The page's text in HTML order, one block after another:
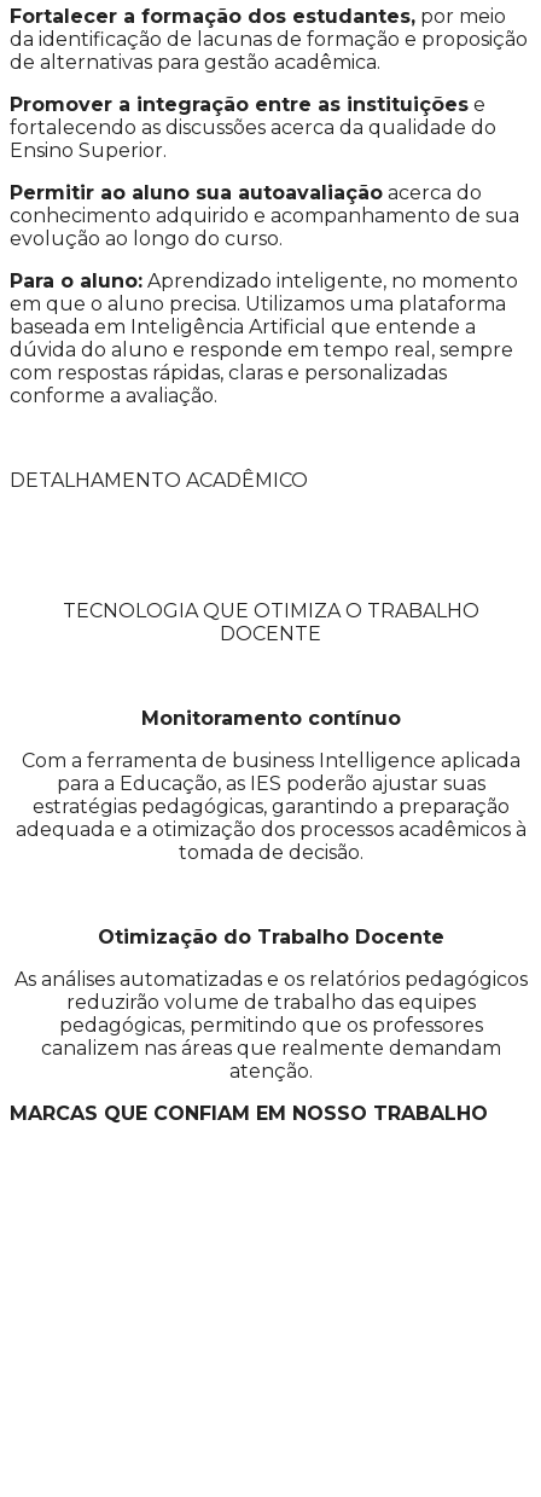
Fortalecer a formação dos estudantes, por meio
da identificação de lacunas de formação e proposição
de alternativas para gestão acadêmica.
Promover a integração entre as instituições e
fortalecendo as discussões acerca da qualidade do
Ensino Superior.
Permitir ao aluno sua autoavaliação acerca do
conhecimento adquirido e acompanhamento de sua
evolução ao longo do curso.
Para o aluno: Aprendizado inteligente, no momento
em que o aluno precisa. Utilizamos uma plataforma
baseada em Inteligência Artificial que entende a
dúvida do aluno e responde em tempo real, sempre
com respostas rápidas, claras e personalizadas
conforme a avaliação.
DETALHAMENTO ACADÊMICO
TECNOLOGIA QUE OTIMIZA O TRABALHO
DOCENTE
Monitoramento contínuo
Com a ferramenta de business Intelligence aplicada
para a Educação, as IES poderão ajustar suas
estratégias pedagógicas, garantindo a preparação
adequada e a otimização dos processos acadêmicos à
tomada de decisão.
Otimização do Trabalho Docente
As análises automatizadas e os relatórios pedagógicos
reduzirão volume de trabalho das equipes
pedagógicas, permitindo que os professores
canalizem nas áreas que realmente demandam
atenção.
MARCAS QUE CONFIAM EM NOSSO TRABALHO